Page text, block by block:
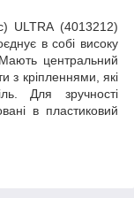
ULTRA (4013212)
в собі високу
Мають центральний
з кріпленнями, які
Для зручності
в пластиковий